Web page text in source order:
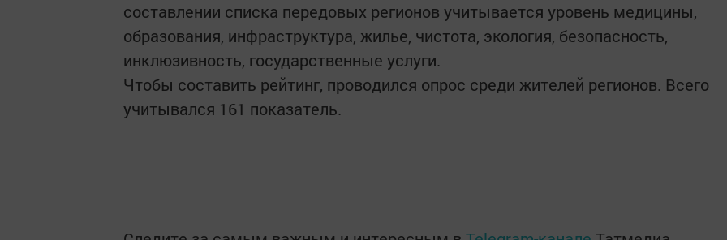
составлении списка передовых регионов учитывается уровень медицины,
образования, инфраструктура, жилье, чистота, экология, безопасность,
инклюзивность, государственные услуги.
Чтобы составить рейтинг, проводился опрос среди жителей регионов. Всего
учитывался 161 показатель.